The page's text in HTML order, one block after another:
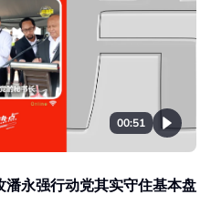
00:51
永强行动党其实守住基本盘